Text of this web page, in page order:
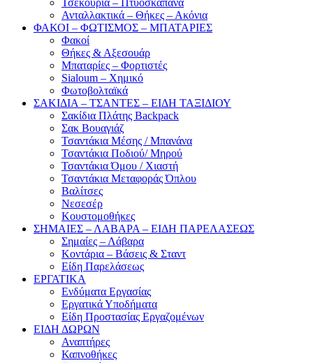
Τσεκούρια – Πτυοσκάπανα
Ανταλλακτικά – Θήκες – Ακόνια
ΦΑΚΟΙ – ΦΩΤΙΣΜΟΣ – ΜΠΑΤΑΡΙΕΣ
Φακοί
Θήκες & Αξεσουάρ
Μπαταρίες – Φορτιστές
Sialoum – Χημικό
Φωτοβολταϊκά
ΣΑΚΙΔΙΑ – ΤΣΑΝΤΕΣ – ΕΙΔΗ ΤΑΞΙΔΙΟΥ
Σακίδια Πλάτης Backpack
Σακ Βουαγιάζ
Τσαντάκια Μέσης / Μπανάνα
Τσαντάκια Ποδιού/ Μηρού
Τσαντάκια Όμου / Χιαστή
Τσαντάκια Μεταφοράς Όπλου
Βαλίτσες
Νεσεσέρ
Κουστομοθήκες
ΣΗΜΑΙΕΣ – ΛΑΒΑΡΑ – ΕΙΔΗ ΠΑΡΕΛΑΣΕΩΣ
Σημαίες – Λάβαρα
Κοντάρια – Βάσεις & Σταντ
Είδη Παρελάσεως
ΕΡΓΑΤΙΚΑ
Ενδύματα Εργασίας
Εργατικά Υποδήματα
Είδη Προστασίας Εργαζομένων
ΕΙΔΗ ΔΩΡΩΝ
Αναπτήρες
Καπνοθήκες